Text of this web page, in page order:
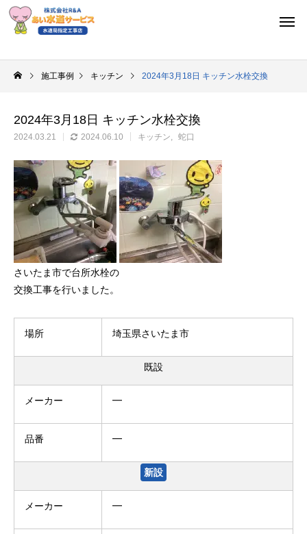
施工事例 キッチン 2024年3月18日 キッチン水栓交換
2024年3月18日 キッチン水栓交換
2024.03.21 2024.06.10 キッチン 蛇口
さいたま市で台所水栓の
交換工事を行いました。
場所 埼玉県さいたま市
既設
メーカー ━
品番 ━
新設
メーカー ━